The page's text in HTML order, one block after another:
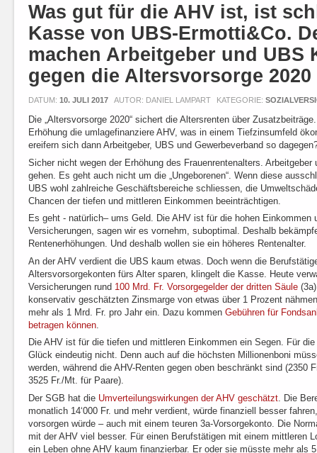
Was gut für die AHV ist, ist
Kasse von UBS-Ermotti&Co.
machen Arbeitgeber und UBS
gegen die Altersvorsorge 2020
DATUM: 10. JULI 2017 AUTOR: DANIEL LAMPART KATEGORIE:
Die „Altersvorsorge 2020“ sichert die Altersrenten über
Erhöhung die umlagefinanziere AHV, was in einem Tiefzinsumfeld
ereifern sich dann Arbeitgeber, UBS und Gewerbeverband so
Sicher nicht wegen der Erhöhung des Frauenrentenalters.
gehen. Es geht auch nicht um die „Ungeborenen“. Wenn diese
UBS wohl zahlreiche Geschäftsbereiche schliessen, die
Chancen der tiefen und mittleren Einkommen beeinträchtigen.
Es geht - natürlich– ums Geld. Die AHV ist für die hohen Einkommen
Versicherungen, sagen wir es vornehm, suboptimal. Deshalb
Rentenerhöhungen. Und deshalb wollen sie ein höheres Rentenalter.
An der AHV verdient die UBS kaum etwas. Doch wenn die
Altersvorsorgekonten fürs Alter sparen, klingelt die Kasse. Heute
Versicherungen rund 100 Mrd. Fr. Vorsorgegelder der dritten Säule
konservativ geschätzten Zinsmarge von etwas über 1 Prozent
mehr als 1 Mrd. Fr. pro Jahr ein. Dazu kommen Gebühren für
betragen können
Die AHV ist für die tiefen und mittleren Einkommen ein Segen. Für
Glück eindeutig nicht. Denn auch auf die höchsten Millionenboni
werden, während die AHV-Renten gegen oben beschränkt sind (2350
3525 Fr./Mt. für Paare).
Der SGB hat die Umverteilungswirkungen der AHV geschätzt . Die
monatlich 14‘000 Fr. und mehr verdient, würde finanziell besser
vorsorgen würde – auch mit einem teuren 3a-Vorsorgekonto. Die
mit der AHV viel besser. Für einen Berufstätigen mit einem mittleren
ein Leben ohne AHV kaum finanzierbar. Er oder sie müsste mehr als